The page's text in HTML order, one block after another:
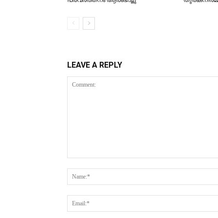
LEAVE A REPLY